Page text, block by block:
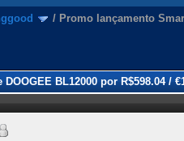
/ Promo lançamento
BL12000 por R$598.04 /